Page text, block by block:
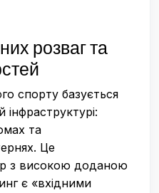
розваг та
спорту базується
інфраструктурі:
та
Це
з високою доданою
є «вхідними